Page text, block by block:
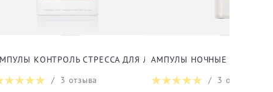
КОЖИ ДЛЯ ЛИЦА
КОНТРОЛЬ СТРЕССА ДЛЯ ЛИЦА, ШЕИ И ДЕКОЛЬТЕ
/ 3 отзыва
АМПУЛЫ НОЧНЫЕ ДЛЯ
/ 3 отзыва